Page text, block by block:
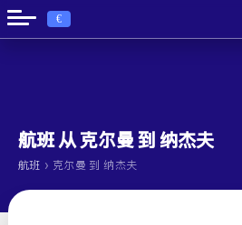
€
航班 从 克尔曼 到 纳杰夫
航班 › 克尔曼 到 纳杰夫